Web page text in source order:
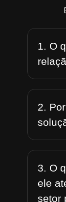
1. O
2.
3. O
ele
setor